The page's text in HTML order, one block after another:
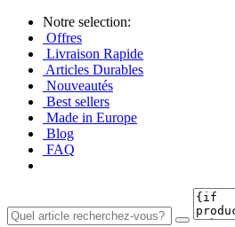
Notre selection:
Offres
Livraison Rapide
Articles Durables
Nouveautés
Best sellers
Made in Europe
Blog
FAQ